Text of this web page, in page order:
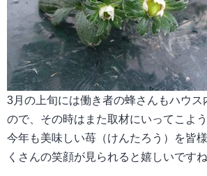
3月の上旬には働き者の蜂さんもハウ
ので、その時はまた取材にいってこよう
今年も美味しい苺（けんたろう）を皆
くさんの笑顔が見られると嬉しいですね